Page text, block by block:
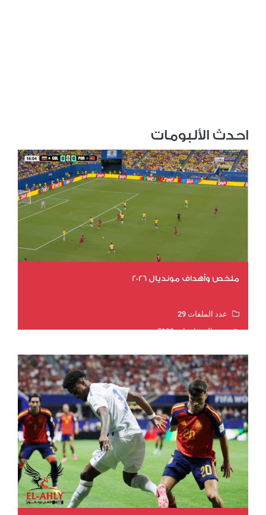
احدث الألبومات
ملخص وأهداف مونديال 2026
عدد الملفات 29
عدد المشاهدات 5199